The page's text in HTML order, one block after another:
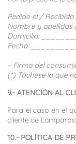
Pedido el /Recibido
Nombre y
Domicilio:
Fecha:
– Firma del
(*) Táchese lo que
9.- ATENCIÓN AL
Para el caso en el
cliente de
10.- POLÍTICA DE